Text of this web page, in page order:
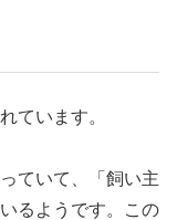
ています。
ていて、「飼い主
るようです。この